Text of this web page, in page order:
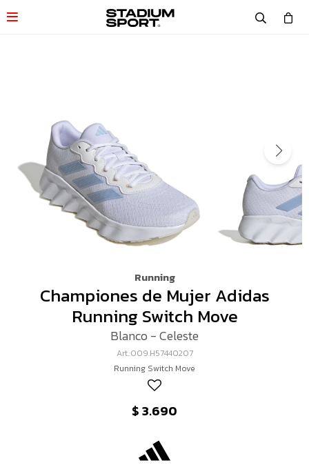

Running
Championes de Mujer Adidas
Running Switch Move
Blanco - Celeste
009.H57440207
Running Switch Move
$3.690